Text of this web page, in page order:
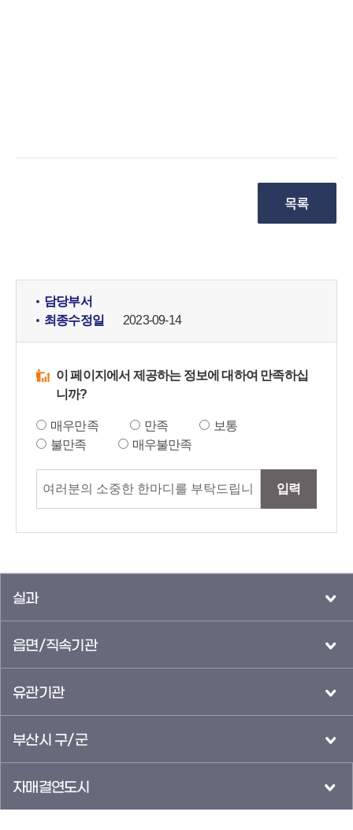
담당부서
최종수정일
2023-09-14
이 페이지에서 제공하는 정보에 대하여 만족하십
니까?
매우만족 만족
보통
불만족
매우불만족
입력
실과
읍면/직속기관
유관기관
부산시 구/군
자매결연도시